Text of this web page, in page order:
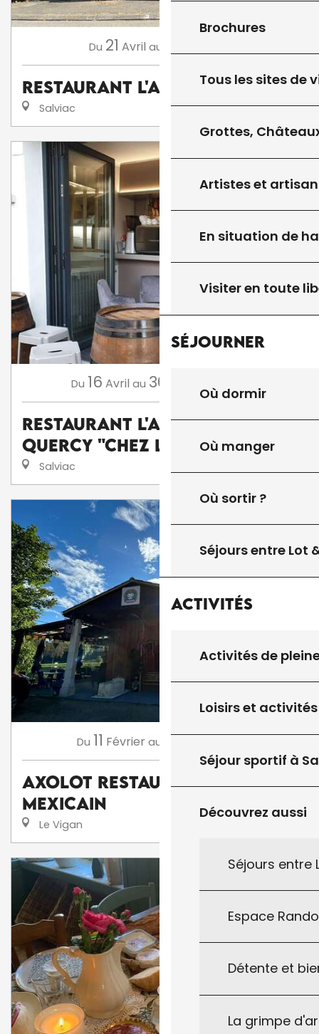
Brochures
Tous les sites de
Grottes,
Artistes et
En situation de
Visiter en toute
Séjourner
Où dormir
Où manger
Où sortir ?
Séjours entre Lot
Activités
Activités de
Loisirs et activités
Séjour sportif à
Découvrez aussi
Séjours entre
Espace
Détente et
La grimpe
Du 21 Avril au
Restaurant L'Artémise
Salviac
Du 16 Avril au 30 Septembre
Restaurant L'Auberge du
Quercy "Chez les Filles"
Salviac
Du 11 Février au 19
Axolot Restaurant
Mexicain
Le Vigan